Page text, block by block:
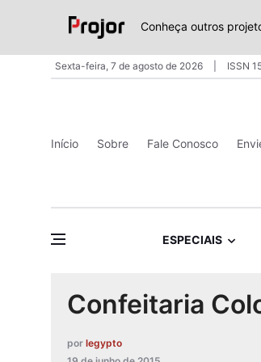
Conheça outros
Sexta-feira, 7 de agosto de 2026 ISSN
Início Sobre Fale Conosco
ESPECIAIS
Confeitaria
por legypto